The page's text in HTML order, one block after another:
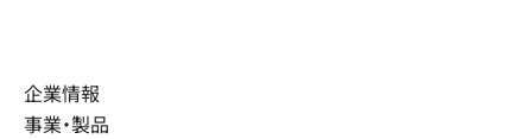
企業情報
事業・製品